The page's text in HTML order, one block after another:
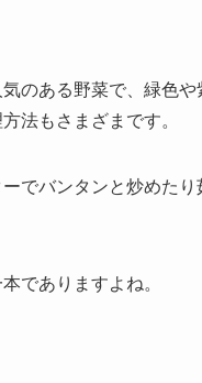
のある野菜で、緑色
法もさまざまです。
でバンタンと炒めた
でありますよね。